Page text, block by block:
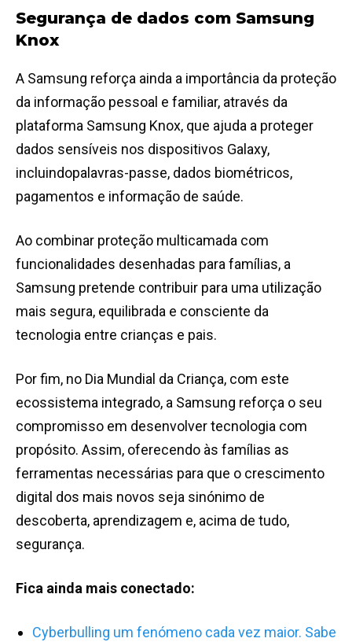
Segurança de dados com Samsung
Knox
A Samsung reforça ainda a importância da proteção
da informação pessoal e familiar, através da
plataforma Samsung Knox, que ajuda a proteger
dados sensíveis nos dispositivos Galaxy,
incluindopalavras-passe, dados biométricos,
pagamentos e informação de saúde.
Ao combinar proteção multicamada com
funcionalidades desenhadas para famílias, a
Samsung pretende contribuir para uma utilização
mais segura, equilibrada e consciente da
tecnologia entre crianças e pais.
Por fim, no Dia Mundial da Criança, com este
ecossistema integrado, a Samsung reforça o seu
compromisso em desenvolver tecnologia com
propósito. Assim, oferecendo às famílias as
ferramentas necessárias para que o crescimento
digital dos mais novos seja sinónimo de
descoberta, aprendizagem e, acima de tudo,
segurança.
Fica ainda mais conectado:
Cyberbulling um fenómeno cada vez maior. Sabe